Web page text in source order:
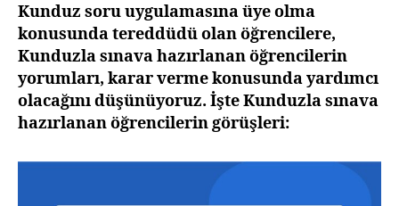
Kunduz soru uygulamasına üye olma
konusunda tereddüdü olanöğrencilere,
Kunduzla sınava hazırlanan öğrencilerin
yorumları, karar verme konusunda yardımcı
olacağını düşünüyoruz. İşte Kunduzla sınava
hazırlanan öğrencilerin görüşleri: